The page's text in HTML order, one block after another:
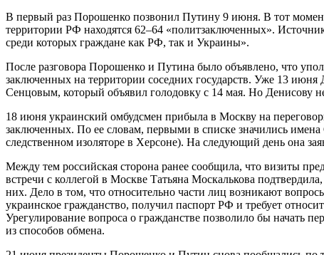
В первый раз Порошенко позвонил Путину 9 июня. В тот
территории РФ находятся 62–64 «политзаключенных».
среди которых граждане как РФ, так и Украины».
После разговора Порошенко и Путина было объявлено, что
заключенных на территории соседних государств. Уже 13
Сенцовым, который объявил голодовку с 14 мая. Но Денисову
18 июня украинский омбудсмен прибыла в Москву на
заключенных. По ее словам, первыми в списке значились
следственном изоляторе в Херсоне). На следующий день она
Между тем российская сторона ранее сообщила, что визиты
встречи с коллегой в Москве Татьяна Москалькова
них. Дело в том, что относительно части лиц возникают
украинское гражданство, получил паспорт РФ и требует
Урегулирование вопроса о гражданстве позволило бы начать
из способов обмена.